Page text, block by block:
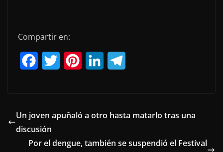
Compartir en:
e
b
o
t
e
t
r
k
d
e
r
Un joven apuñaló a otro hasta matarlo tras una
discusión
Por el dengue, también se suspendió el Festival